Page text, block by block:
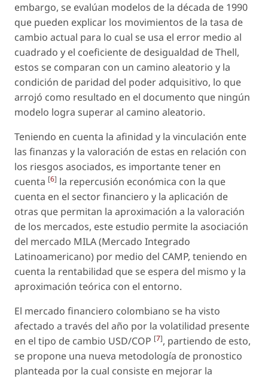
embargo, se evalúan modelos de la década de 1990
que pueden explicar los movimientos de la tasa de
cambio actual para lo cual se usa el error medio al
cuadrado y el coeficiente de desigualdad de Thell,
estos se comparan con un camino aleatorio y la
condición de paridad del poder adquisitivo, lo que
arrojó como resultado en el documento que ningún
modelo logra superar al camino aleatorio.
Teniendo en cuenta la afinidad y la vinculación ente
las finanzas y la valoración de estas en relación con
los riesgos asociados, es importante tener en
cuenta [6] la repercusión económica con la que
cuenta en el sector financiero y la aplicación de
otras que permitan la aproximación a la valoración
de los mercados, este estudio permite la asociación
del mercado MILA (Mercado Integrado
Latinoamericano) por medio del CAMP, teniendo en
cuenta la rentabilidad que se espera del mismo y la
aproximación teórica con el entorno.
El mercado financiero colombiano se ha visto
afectado a través del año por la volatilidad presente
en el tipo de cambio USD/COP [7], partiendo de esto,
se propone una nueva metodología de pronostico
planteada por la cual consiste en mejorar la